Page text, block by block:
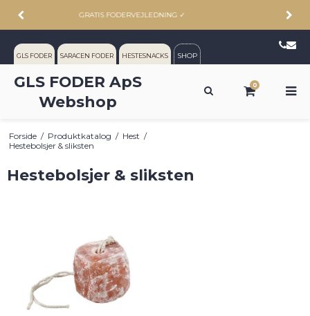
ALTID RIMELIGE PRISER
GLS FODER SARACEN FODER HESTESNACKS SHOP
GLS FODER ApS
Webshop
0
Forside / Produktkatalog / Hest /
Hestebolsjer & sliksten
Hestebolsjer & sliksten